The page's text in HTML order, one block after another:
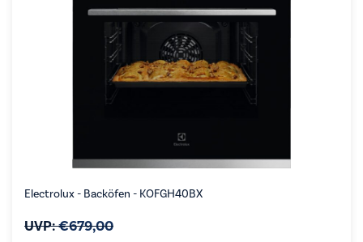
Electrolux - Backöfen - KOFGH40BX
UVP:€679,00